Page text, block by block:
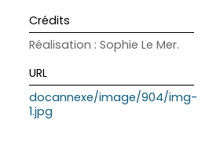
Réalisation : Sophie Le Mer.
docannexe/image/904/img-
1.jpg